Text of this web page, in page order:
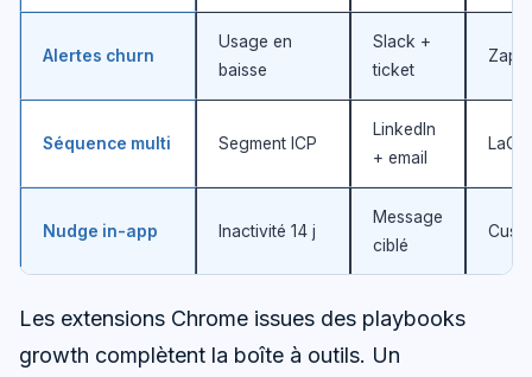
Alertes churn
Usage en
baisse
Slack +
ticket
Séquence multi Segment ICP
LinkedIn
+ email
Nudge in-app Inactivité 14 j
Message
ciblé
Les extensions Chrome issues des playbooks
growth complètent la boîte à outils. Un